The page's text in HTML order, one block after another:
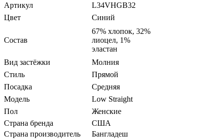
Артикул
L34VHGB32
Цвет
Синий
Состав
67% хлопок, 32%
лиоцел, 1%
эластан
Вид застёжки
Молния
Стиль
Прямой
Посадка
Средняя
Модель
Low Straight
Пол
Женские
Страна бренда
США
Страна производитель
Бангладеш